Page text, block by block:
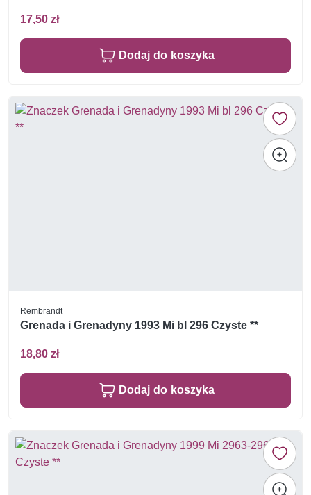
17,50 zł
Dodaj do koszyka
Rembrandt
Grenada i Grenadyny 1993 Mi bl 296 Czyste **
18,80 zł
Dodaj do koszyka